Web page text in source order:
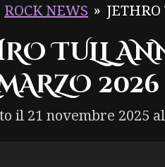
ROCK NEWS »
TULL
2026
il 21 novembre 2025